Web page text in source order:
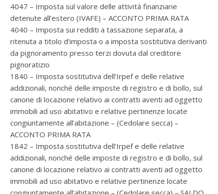
4047 – Imposta sul valore delle attività finanziarie
detenute all’estero (IVAFE) – ACCONTO PRIMA RATA
4040 – Imposta sui redditi a tassazione separata, a
ritenuta a titolo d’imposta o a imposta sostitutiva derivanti
da pignoramento presso terzi dovuta dal creditore
pignoratizio
1840 – Imposta sostitutiva dell’Irpef e delle relative
addizionali, nonché delle imposte di registro e di bollo, sul
canone di locazione relativo ai contratti aventi ad oggetto
immobili ad uso abitativo e relative pertinenze locate
congiuntamente all’abitazione – (Cedolare secca) –
ACCONTO PRIMA RATA
1842 – Imposta sostitutiva dell’Irpef e delle relative
addizionali, nonché delle imposte di registro e di bollo, sul
canone di locazione relativo ai contratti aventi ad oggetto
immobili ad uso abitativo e relative pertinenze locate